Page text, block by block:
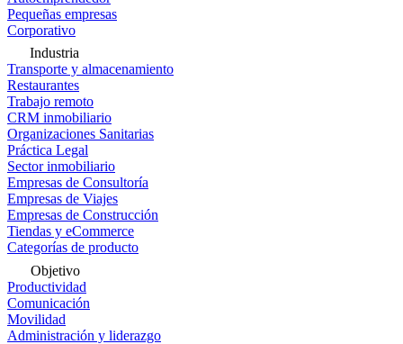
Pequeñas empresas
Corporativo
Industria
Transporte y almacenamiento
Restaurantes
Trabajo remoto
CRM inmobiliario
Organizaciones Sanitarias
Práctica Legal
Sector inmobiliario
Empresas de Consultoría
Empresas de Viajes
Empresas de Construcción
Tiendas y eCommerce
Categorías de producto
Objetivo
Productividad
Comunicación
Movilidad
Administración y liderazgo